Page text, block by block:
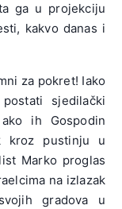
ga u projekciju
kakvo danas i
za pokret! Iako
sjedilački
ih Gospodin
kroz pustinju u
Marko proglas
na izlazak
gradova u